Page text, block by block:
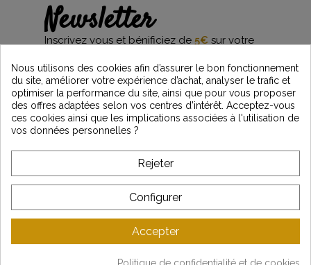
Newsletter
Inscrivez vous et bénificiez de 5€ sur votre
et restez informés des dernières nouveautés
Vintage Motors
*Dès 99€ d'achat. En vous abonnant à notre newsletter, vous reconnaissez avoir pris
A PROPOS DE VINTAGE
SERVICE CLIENT
Nous utilisons des cookies afin d’assurer le bon fonctionnement
du site, améliorer votre expérience d’achat, analyser le trafic et
optimiser la performance du site, ainsi que pour vous proposer
des offres adaptées selon vos centres d’intérêt. Acceptez-vous
ces cookies ainsi que les implications associées à l'utilisation de
vos données personnelles ?
Rejeter
Configurer
Accepter